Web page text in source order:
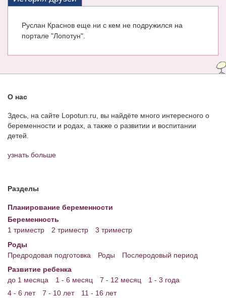
Сказки
СООБЩЕСТВА
Энциклопедия
МАМИНА БИБЛИОТЕКА
Имена. Святцы
Энциклопедия беременных
Мамина энциклопедия
Руслан Краснов еще ни с кем не подружился на
портале "Лопотун".
О нас
Здесь, на сайте Lopotun.ru, вы найдёте много интересного о
беременности и родах, а также о развитии и воспитании
детей.
узнать больше
Разделы
Планирование беременности
Беременность
1 триместр
2 триместр
3 триместр
Роды
Предродовая подготовка
Роды
Послеродовый период
Развитие ребенка
до 1 месяца
1 - 6 месяц 7 - 12 месяц
1 - 3 года
4 - 6 лет
7 - 10 лет
11 - 16 лет